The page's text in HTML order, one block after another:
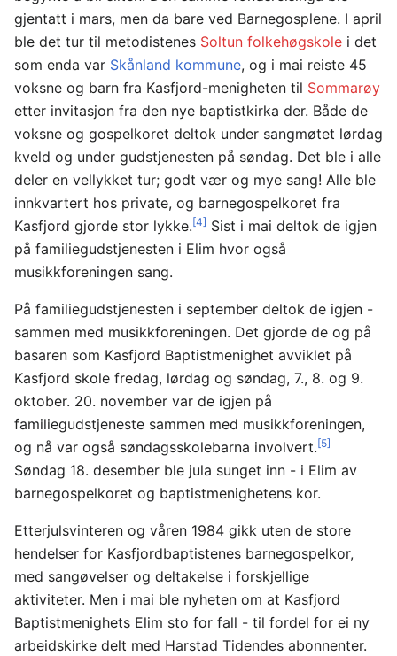
gjentatt i mars, men da bare ved Barnegosplene. I april
ble det tur til metodistenes Soltun folkehøgskole i det
som enda var Skånland kommune, og i mai reiste 45
voksne og barn fra Kasfjord-menigheten til Sommarøy
etter invitasjon fra den nye baptistkirka der. Både de
voksne og gospelkoret deltok under sangmøtet lørdag
kveld og under gudstjenesten på søndag. Det ble i alle
deler en vellykket tur; godt vær og mye sang! Alle ble
innkvartert hos private, og barnegospelkoret fra
Kasfjord gjorde stor lykke.[4] Sist i mai deltok de igjen
på familiegudstjenesten i Elim hvor også
musikkforeningen sang.
På familiegudstjenesten i september deltok de igjen -
sammen med musikkforeningen. Det gjorde de og på
basaren som Kasfjord Baptistmenighet avviklet på
Kasfjord skole fredag, lørdag og søndag, 7., 8. og 9.
oktober. 20. november var de igjen på
familiegudstjeneste sammen med musikkforeningen,
og nå var også søndagsskolebarna involvert.[5]
Søndag 18. desember ble jula sunget inn - i Elim av
barnegospelkoret og baptistmenighetens kor.
Etterjulsvinteren og våren 1984 gikk uten de store
hendelser for Kasfjordbaptistenes barnegospelkor,
med sangøvelser og deltakelse i forskjellige
aktiviteter. Men i mai ble nyheten om at Kasfjord
Baptistmenighets Elim sto for fall - til fordel for ei ny
arbeidskirke delt med Harstad Tidendes abonnenter.